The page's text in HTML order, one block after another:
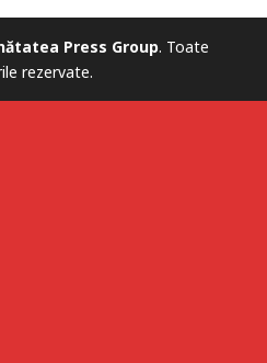
Press Group. Toate
rezervate.